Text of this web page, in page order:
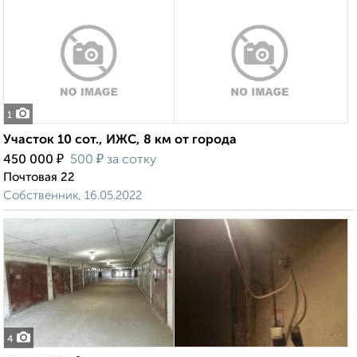
1
Участок 10 сот., ИЖС, 8 км от города
450 000 ₽ 500 ₽ за сотку
Почтовая 22
Собственник, 16.05.2022
4